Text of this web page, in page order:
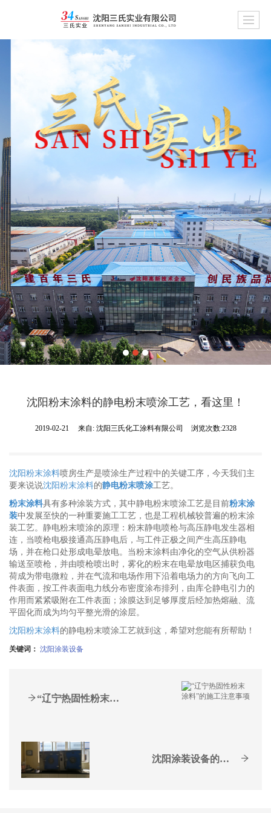
沈阳粉末涂料的静电粉末喷涂工艺，看这里！
2019-02-21 来自: 沈阳三氏化工涂料有限公司 浏览次数:2328
沈阳粉末涂料喷房生产是喷涂生产过程中的关键工序，今天我们主
要来说说沈阳粉末涂料的静电粉末喷涂工艺。
粉末涂料具有多种涂装方式，其中静电粉末喷涂工艺是目前粉末涂
装中发展至快的一种重要施工工艺，也是工程机械较普遍的粉末涂
装工艺。静电粉末喷涂的原理：粉末静电喷枪与高压静电发生器相
连，当喷枪电极接通高压静电后，与工件正极之间产生高压静电
场，并在枪口处形成电晕放电。当粉末涂料由净化的空气从供粉器
输送至喷枪，并由喷枪喷出时，雾化的粉末在电晕放电区捕获负电
荷成为带电微粒，并在气流和电场作用下沿着电场力的方向飞向工
件表面，按工件表面电力线分布密度涂布排列，由库仑静电引力的
作用而紧紧吸附在工件表面；涂膜达到足够厚度后经加热熔融、流
平固化而成为均匀平整光滑的涂层。
沈阳粉末涂料的静电粉末喷涂工艺就到这，希望对您能有所帮助！
关键词： 沈阳涂装设备
“辽宁热固性粉末涂料”的...
沈阳涂装设备的预处理的目...